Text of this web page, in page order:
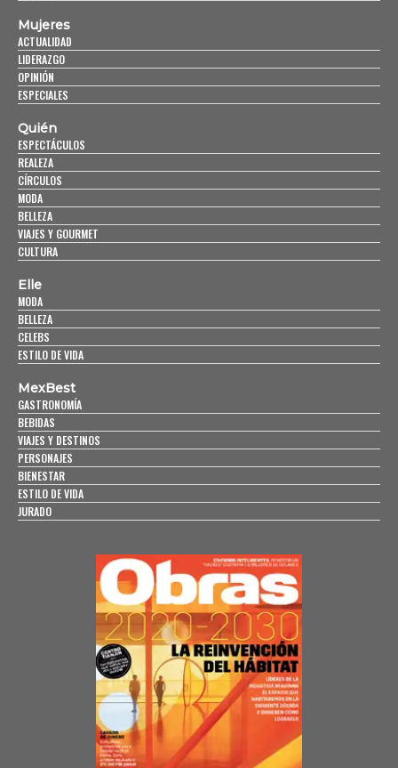
Mujeres
ACTUALIDAD
LIDERAZGO
OPINIÓN
ESPECIALES
Quién
ESPECTÁCULOS
REALEZA
CÍRCULOS
MODA
BELLEZA
VIAJES Y GOURMET
CULTURA
Elle
MODA
BELLEZA
CELEBS
ESTILO DE VIDA
MexBest
GASTRONOMÍA
BEBIDAS
VIAJES Y DESTINOS
PERSONAJES
BIENESTAR
ESTILO DE VIDA
JURADO